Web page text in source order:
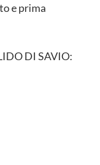
e prima
DI SAVIO: